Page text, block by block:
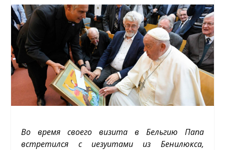
Во время своего визита в Бельгию Папа
встретился с иезуитами из Бенилюкса,